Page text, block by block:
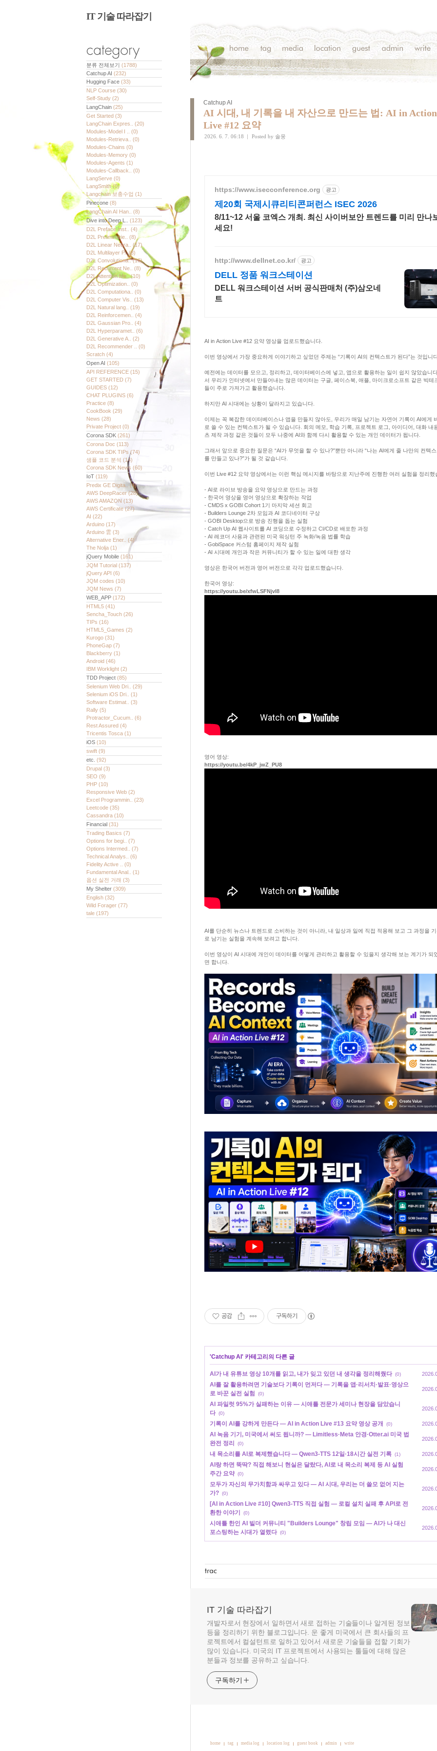
IT 기술 따라잡기
분류 전체보기 (1788)
Catchup AI (232)
Hugging Face (33)
NLP Course (30)
Self-Study (2)
LangChain (25)
Get Started (3)
LangChain Expres.. (20)
Modules-Model I .. (0)
Modules-Retrieva.. (0)
Modules-Chains (0)
Modules-Memory (0)
Modules-Agents (1)
Modules-Callback.. (0)
LangServe (0)
LangSmith(0)
Langchain 보충수업 (1)
Pinecone (8)
LangChain AI Han.. (8)
Dive into Deep L.. (123)
D2L Preface Inst.. (4)
D2L Preliminarie.. (8)
D2L Linear Neura.. (17)
D2L Multilayer P..(8)
D2L Convolutiona..(16)
D2L Recurrent Ne.. (8)
D2L Attention Me..(10)
D2L Optimization.. (0)
D2L Computationa.. (0)
D2L Computer Vis.. (13)
D2L Natural lang.. (19)
D2L Reinforcemen.. (4)
D2L Gaussian Pro.. (4)
D2L Hyperparamet.. (6)
D2L Generative A.. (2)
D2L Recommender .. (0)
Scratch (4)
Open AI (105)
API REFERENCE (15)
GET STARTED (7)
GUIDES (12)
CHAT PLUGINS (6)
Practice (8)
CookBook (29)
News (28)
Private Project (0)
Corona SDK (261)
Corona Doc (113)
Corona SDK TIPs (74)
샘플 코드 분석 (14)
Corona SDK News (60)
IoT (119)
Predix GE Digita.. (4)
AWS DeepRacer(28)
AWS AMAZON (13)
AWS Certificate(27)
AI (22)
Arduino (17)
Arduino 雲 (3)
Alternative Ener.. (4)
The Nolja (1)
jQuery Mobile (161)
JQM Tutorial (137)
jQuery API (6)
JQM codes (10)
JQM News (7)
WEB_APP (172)
HTML5 (41)
Sencha_Touch (26)
TIPs (16)
HTML5_Games (2)
Kurogo (31)
PhoneGap (7)
Blackberry (1)
Android (46)
IBM Worklight (2)
TDD Project (85)
Selenium Web Dri.. (29)
Selenium iOS Dri.. (1)
Software Estimat.. (3)
Rally (5)
Protractor_Cucum.. (6)
Rest Assured (4)
Tricentis Tosca (1)
iOS (10)
swift (9)
etc. (92)
Drupal (3)
SEO (9)
PHP (10)
Responsive Web (2)
Excel Programmin.. (23)
Leetcode (35)
Cassandra (10)
Financial (31)
Trading Basics (7)
Options for begi.. (7)
Options Intermed.. (7)
Technical Analys.. (6)
Fidelity Active .. (0)
Fundamental Anal.. (1)
옵션 실전 거래 (3)
My Shelter (309)
English (32)
Wild Forager (77)
tale (197)
Catchup AI
AI 시대, 내 기록을 내 자산으로 만드는 법: AI in Action
Live #12 요약
2026. 6. 7. 06:18 | Posted by 솔웅
https://www.isecconference.org 광고
제20회 국제시큐리티콘퍼런스 ISEC 2026
8/11~12 서울 코엑스 개최. 최신 사이버보안 트렌드를 미리 만나
세요!
http://www.dellnet.co.kr/ 광고
DELL 정품 워크스테이션
DELL 워크스테이션 서버 공식판매처 (주)삼오네
트
AI in Action Live #12 요약 영상을 업로드했습니다.
이번 영상에서 가장 중요하게 이야기하고 싶었던 주제는 “기록이 AI의 컨텍스트가 된다”는 것입니
예전에는 데이터를 모으고, 정리하고, 데이터베이스에 넣고, 앱으로 활용하는 일이 쉽지 않았습니
서 우리가 인터넷에서 만들어내는 많은 데이터는 구글, 페이스북, 애플, 마이크로소프트 같은 빅테
들이 주로 가져가고 활용했습니다.
하지만 AI 시대에는 상황이 달라지고 있습니다.
이제는 꼭 복잡한 데이터베이스나 앱을 만들지 않아도, 우리가 매일 남기는 자연어 기록이 AI에게
로 쓸 수 있는 컨텍스트가 될 수 있습니다. 회의 메모, 학습 기록, 프로젝트 로그, 아이디어, 대화 내
츠 제작 과정 같은 것들이 모두 나중에 AI와 함께 다시 활용할 수 있는 개인 데이터가 됩니다.
그래서 앞으로 중요한 질문은 “AI가 무엇을 할 수 있나?”뿐만 아니라 “나는 AI에게 줄 나만의 컨텍스
를 만들고 있나?”가 될 것 같습니다.
이번 Live #12 요약 영상에서는 이런 핵심 메시지를 바탕으로 지난주에 진행한 여러 실험을 정리했
- AI로 라이브 방송을 요약 영상으로 만드는 과정
- 한국어 영상을 영어 영상으로 확장하는 작업
- CMDS x GOBI Cohort 1기 마지막 세션 회고
- Builders Lounge 2차 모임과 AI 코디네이터 구상
- GOBI Desktop으로 방송 진행을 돕는 실험
- Catch Up AI 웹사이트를 AI 코딩으로 수정하고 CI/CD로 배포한 과정
- AI 레코더 사용과 관련된 미국 워싱턴 주 녹화/녹음 법률 학습
- GobiSpace 커스텀 홈페이지 제작 실험
- AI 시대에 개인과 작은 커뮤니티가 할 수 있는 일에 대한 생각
영상은 한국어 버전과 영어 버전으로 각각 업로드했습니다.
한국어 영상:
https://youtu.be/xfwLSFNjvI8
영어 영상:
https://youtu.be/4kP_jwZ_PU8
AI를 단순히 뉴스나 트렌드로 소비하는 것이 아니라, 내 일상과 일에 직접 적용해 보고 그 과정을 기
로 남기는 실험을 계속해 보려고 합니다.
이번 영상이 AI 시대에 개인이 데이터를 어떻게 관리하고 활용할 수 있을지 생각해 보는 계기가 되
면 합니다.
공감 구독하기
'Catchup AI' 카테고리의 다른 글
AI가 내 유튜브 영상 10개를 읽고, 내가 잊고 있던 내 생각을 정리해줬다 (0)
AI를 잘 활용하려면 기술보다 기록이 먼저다 — 기록을 앱·리서치·발표·영상으
로 바꾼 실전 실험
(0)
AI 파일럿 95%가 실패하는 이유 — 시애틀 전문가 세미나 현장을 담았습니
다 (0)
기록이 AI를 강하게 만든다 — AI in Action Live #13 요약 영상 공개 (0)
AI 녹음 기기, 미국에서 써도 됩니까? — Limitless·Meta 안경·Otter.ai 미국 법
완전 정리
(0)
내 목소리를 AI로 복제했습니다 — Qwen3-TTS 12일·18시간 실전 기록 (1)
AI랑 하면 뚝딱? 직접 해보니 현실은 달랐다, AI로 내 목소리 복제 등 AI 실험
주간 요약 (0)
모두가 자신의 무가치함과 싸우고 있다 — AI 시대, 우리는 더 쓸모 없어 지는
가? (0)
[AI in Action Live #10] Qwen3-TTS 직접 실험 — 로컬 설치 실패 후 API로 전
환한 이야기
(0)
시애틀 한인 AI 빌더 커뮤니티 "Builders Lounge" 창립 모임 — AI가 나 대신
포스팅하는 시대가 열렸다 (0)
IT 기술 따라잡기
개발자로서 현장에서 일하면서 새로 접하는 기술들이나 알게된 정보
등을 정리하기 위한 블로그입니다. 운 좋게 미국에서 큰 회사들의 프
로젝트에서 컬설턴트로 일하고 있어서 새로운 기술들을 접할 기회가
많이 있습니다. 미국의 IT 프로젝트에서 사용되는 툴들에 대해 많은
분들과 정보를 공유하고 싶습니다.
구독하기
home tag media log location log guest book admin
write